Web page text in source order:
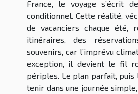
France, le voyage s’écrit
conditionnel. Cette réalité,
de vacanciers chaque été,
itinéraires, des
souvenirs, car l’imprévu
exception, il devient le fil
périples. Le plan parfait, puis
tenir dans une journée